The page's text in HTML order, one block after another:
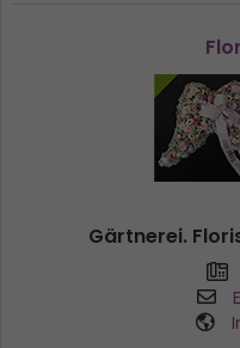
Gärtnerei.